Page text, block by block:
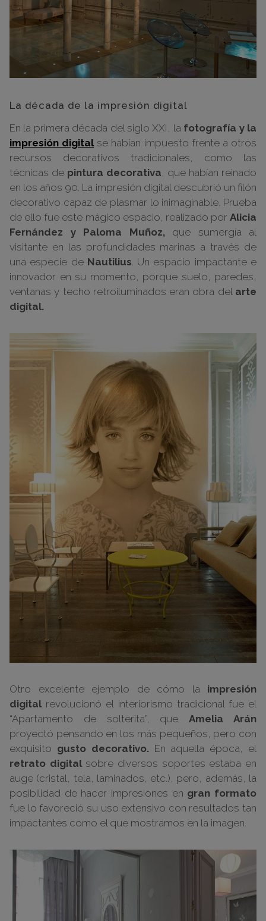
La década de la impresión digital
En la primera década del siglo XXI, la fotografía y la
impresión digitalse habían impuesto frente a otros
recursos decorativos tradicionales, como las
técnicas de pintura decorativa , que habían reinado
en los años 90. La impresión digital descubrió un filón
decorativo capaz de plasmar lo inimaginable. Prueba
de ello fue este mágico espacio, realizado por Alicia
Fernández y Paloma Muñoz,que sumergía al
visitante en las profundidades marinas a través de
una especie de Nautilius . Un espacio impactante e
innovador en su momento, porque suelo, paredes,
ventanas y techo retroiluminados eran obra del arte
digital.
Otro excelente ejemplo de cómo la impresión
digitalrevolucionó el interiorismo tradicional fue el
“Apartamento de solterita”, queAmelia Arán
proyectó pensando en los más pequeños, pero con
exquisito gusto decorativo.En aquella época, el
retrato digitalsobre diversos soportes estaba en
auge (cristal, tela, laminados, etc.), pero, además, la
posibilidad de hacer impresiones en gran formato
fue lo favoreció su uso extensivo con resultados tan
impactantes como el que mostramos en la imagen.